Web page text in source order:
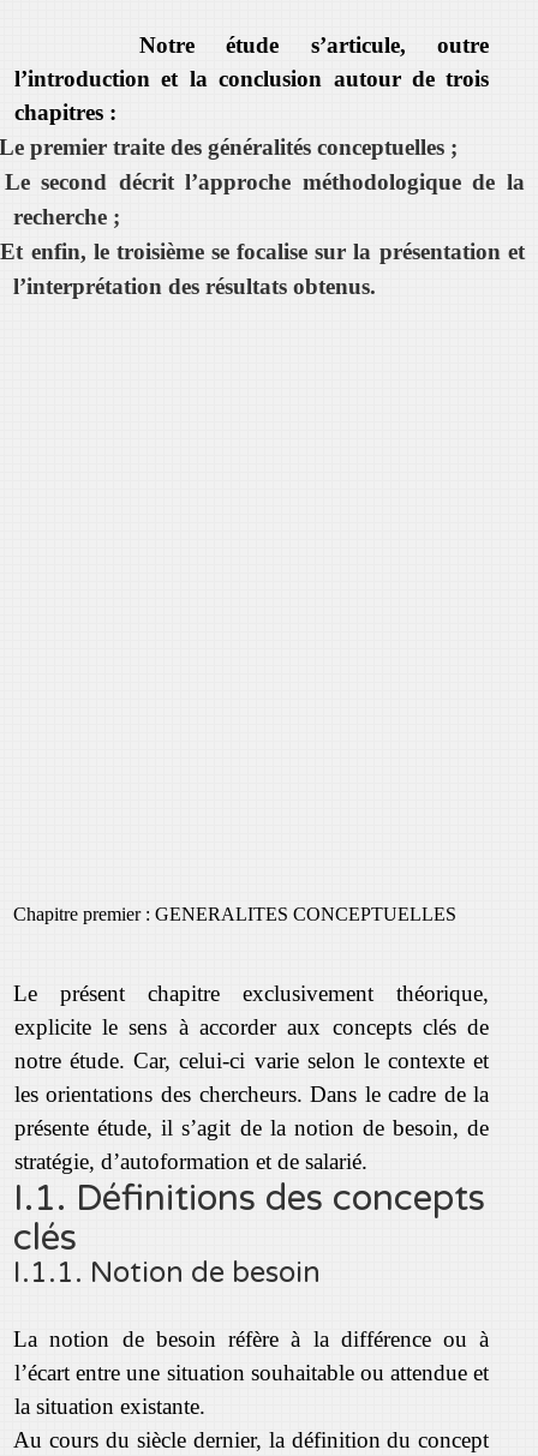
Notre étude s’articule, outre
l’introduction et la conclusion autour de trois
chapitres :
Le premier traite des généralités conceptuelles ;
Le second décrit l’approche méthodologique de la
recherche ;
Et enfin, le troisième se focalise sur la présentation et
l’interprétation des résultats obtenus.
Chapitre premier : GENERALITES CONCEPTUELLES
Le présent chapitre exclusivement théorique,
explicite le sens à accorder aux concepts clés de
notre étude. Car, celui-ci varie selon le contexte et
les orientations des chercheurs. Dans le cadre de la
présente étude, il s’agit de la notion de besoin, de
stratégie, d’autoformation et de salarié.
I.1. Définitions des concepts
clés
I.1.1. Notion de besoin
La notion de besoin réfère à la différence ou à
l’écart entre une situation souhaitable ou attendue et
la situation existante.
Au cours du siècle dernier, la définition du concept